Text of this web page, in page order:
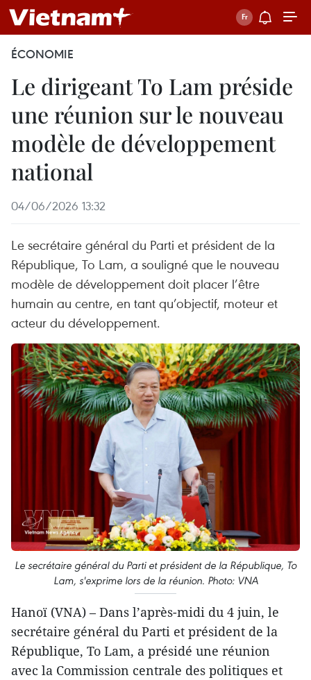
ÉCONOMIE
Le dirigeant To Lam préside
une réunion sur le nouveau
modèle de développement
national
04/06/2026 13:32
Le secrétaire général du Parti et président de la
République, To Lam, a souligné que le nouveau
modèle de développement doit placer l’être
humain au centre, en tant qu’objectif, moteur et
acteur du développement.
Le secrétaire général du Parti et président de la République, To
Lam, s'exprime lors de la réunion. Photo: VNA
Hanoï (VNA) – Dans l’après-midi du 4 juin, le
secrétaire général du Parti et président de la
République, To Lam, a présidé une réunion
avec la Commission centrale des politiques et